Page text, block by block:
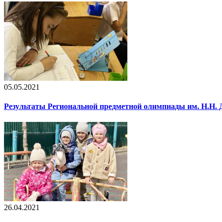
05.05.2021
Результаты Региональной предметной олимпиады им. Н.Н.
26.04.2021